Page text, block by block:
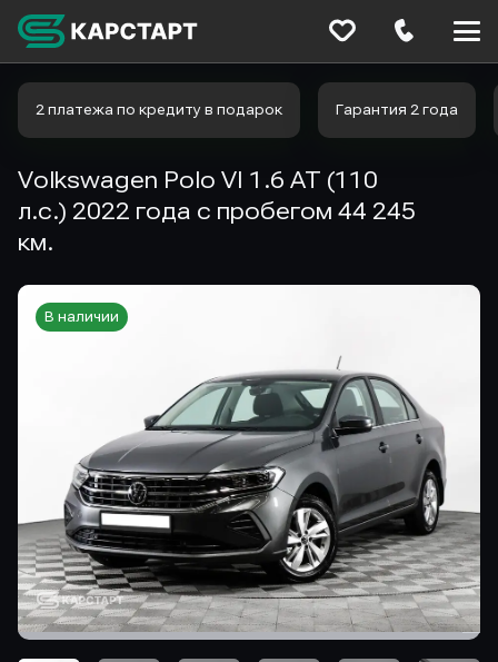
2 платежа по кредиту в подарок Гарантия 2 года
Volkswagen Polo VI 1.6 AT (110
л.с.) 2022 года с пробегом 44 245
км.
В наличии